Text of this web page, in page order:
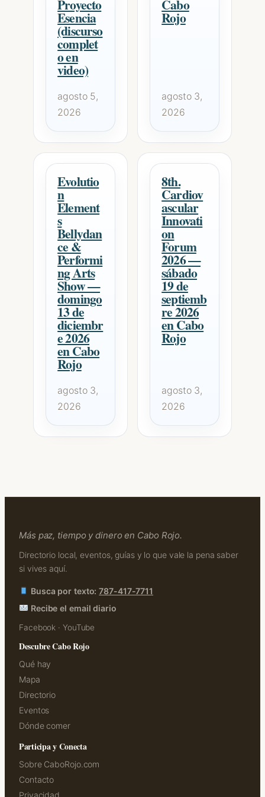
Proyecto
Esencia
(discurso
complet
o en
video)
agosto 5,
2026
Cabo
Rojo
agosto 3,
2026
Evolutio
n
Element
s
Bellydan
ce &
Performi
ng Arts
Show —
domingo
13 de
diciembr
e 2026
en Cabo
Rojo
agosto 3,
2026
8th.
Cardiov
ascular
Innovati
on
Forum
2026 —
sábado
19 de
septiemb
re 2026
en Cabo
Rojo
agosto 3,
2026
Más paz, tiempo y dinero en Cabo Rojo.
Directorio local, eventos, guías y lo que vale la pena saber
si vives aquí.
Busca por texto:787-417-7711
Recibe el email diario
Facebook · YouTube
Descubre Cabo Rojo
Qué hay
Mapa
Directorio
Eventos
Dónde comer
Participa y Conecta
Sobre CaboRojo.com
Contacto
Privacidad